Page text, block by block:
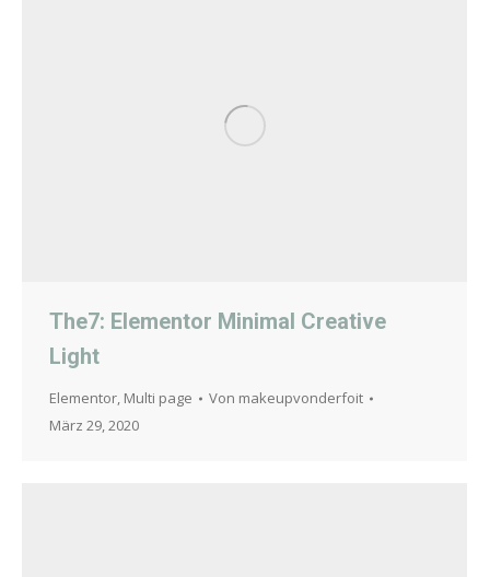
The7: Elementor Minimal Creative
Light
Elementor, Multi page Von makeupvonderfoit
März 29, 2020